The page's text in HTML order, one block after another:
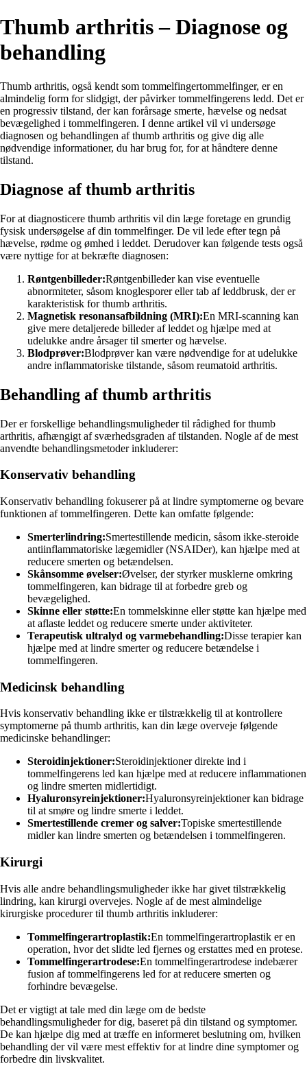
Thumb arthritis – Diagnose og
behandling
Thumb arthritis, også kendt som tommelfingertommelfinger, er en
almindelig form for slidgigt, der påvirker tommelfingerens ledd. Det er
en progressiv tilstand, der kan forårsage smerte, hævelse og nedsat
bevægelighed i tommelfingeren. I denne artikel vil vi undersøge
diagnosen og behandlingen af thumb arthritis og give dig alle
nødvendige informationer, du har brug for, for at håndtere denne
tilstand.
Diagnose af thumb arthritis
For at diagnosticere thumb arthritis vil din læge foretage en grundig
fysisk undersøgelse af din tommelfinger. De vil lede efter tegn på
hævelse, rødme og ømhed i leddet. Derudover kan følgende tests også
være nyttige for at bekræfte diagnosen:
Røntgenbilleder:Røntgenbilleder kan vise eventuelle
abnormiteter, såsom knoglesporer eller tab af leddbrusk, der er
karakteristisk for thumb arthritis.
Magnetisk resonansafbildning (MRI):En MRI-scanning kan
give mere detaljerede billeder af leddet og hjælpe med at
udelukke andre årsager til smerter og hævelse.
Blodprøver:Blodprøver kan være nødvendige for at udelukke
andre inflammatoriske tilstande, såsom reumatoid arthritis.
Behandling af thumb arthritis
Der er forskellige behandlingsmuligheder til rådighed for thumb
arthritis, afhængigt af sværhedsgraden af tilstanden. Nogle af de mest
anvendte behandlingsmetoder inkluderer:
Konservativ behandling
Konservativ behandling fokuserer på at lindre symptomerne og bevare
funktionen af ​​tommelfingeren. Dette kan omfatte følgende:
Smerterlindring:Smertestillende medicin, såsom ikke-steroide
antiinflammatoriske lægemidler (NSAIDer), kan hjælpe med at
reducere smerten og betændelsen.
Skånsomme øvelser:Øvelser, der styrker musklerne omkring
tommelfingeren, kan bidrage til at forbedre greb og
bevægelighed.
Skinne eller støtte:En tommelskinne eller støtte kan hjælpe med
at aflaste leddet og reducere smerte under aktiviteter.
Terapeutisk ultralyd og varmebehandling:Disse terapier kan
hjælpe med at lindre smerter og reducere betændelse i
tommelfingeren.
Medicinsk behandling
Hvis konservativ behandling ikke er tilstrækkelig til at kontrollere
symptomerne på thumb arthritis, kan din læge overveje følgende
medicinske behandlinger:
Steroidinjektioner:Steroidinjektioner direkte ind i
tommelfingerens led kan hjælpe med at reducere inflammationen
og lindre smerten midlertidigt.
Hyaluronsyreinjektioner:Hyaluronsyreinjektioner kan bidrage
til at smøre og lindre smerte i leddet.
Smertestillende cremer og salver:Topiske smertestillende
midler kan lindre smerten og betændelsen i tommelfingeren.
Kirurgi
Hvis alle andre behandlingsmuligheder ikke har givet tilstrækkelig
lindring, kan kirurgi overvejes. Nogle af de mest almindelige
kirurgiske procedurer til thumb arthritis inkluderer:
Tommelfingerartroplastik:En tommelfingerartroplastik er en
operation, hvor det slidte led fjernes og erstattes med en protese.
Tommelfingerartrodese:En tommelfingerartrodese indebærer
fusion af tommelfingerens led for at reducere smerten og
forhindre bevægelse.
Det er vigtigt at tale med din læge om de bedste
behandlingsmuligheder for dig, baseret på din tilstand og symptomer.
De kan hjælpe dig med at træffe en informeret beslutning om, hvilken
behandling der vil være mest effektiv for at lindre dine symptomer og
forbedre din livskvalitet.